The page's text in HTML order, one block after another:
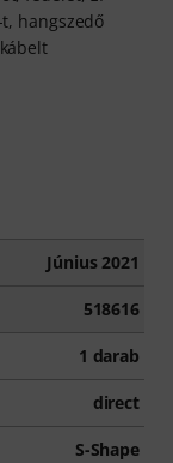
hangszedő
Június 2021
518616
1 darab
direct
S-Shape